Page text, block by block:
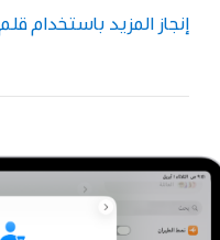
إنجاز المزيد باستخدام قلم Apple